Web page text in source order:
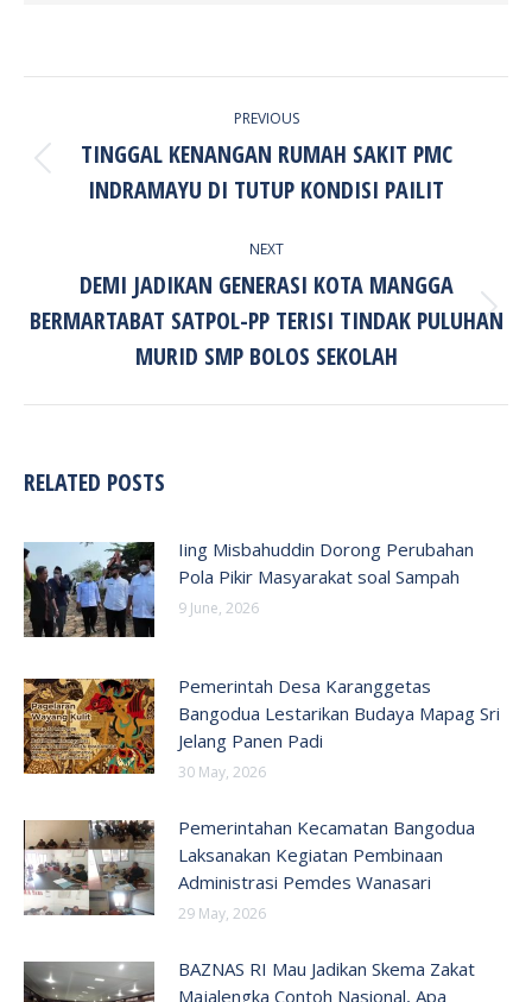
PREVIOUS
Previous
post:
TINGGAL KENANGAN RUMAH SAKIT PMC
INDRAMAYU DI TUTUP KONDISI PAILIT
NEXT
Next
post:
DEMI JADIKAN GENERASI KOTA MANGGA
BERMARTABAT SATPOL-PP TERISI TINDAK PULUHAN
MURID SMP BOLOS SEKOLAH
RELATED POSTS
Iing Misbahuddin Dorong Perubahan
Pola Pikir Masyarakat soal Sampah
9 June, 2026
Pemerintah Desa Karanggetas
Bangodua Lestarikan Budaya Mapag Sri
Jelang Panen Padi
30 May, 2026
Pemerintahan Kecamatan Bangodua
Laksanakan Kegiatan Pembinaan
Administrasi Pemdes Wanasari
29 May, 2026
BAZNAS RI Mau Jadikan Skema Zakat
Majalengka Contoh Nasional, Apa